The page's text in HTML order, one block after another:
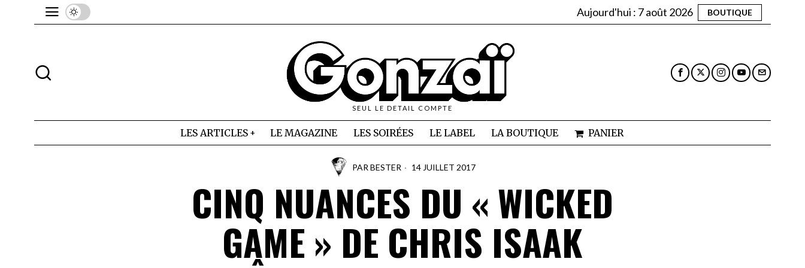
Aujourd'hui : 7 août 2026 BOUTIQUE
SEUL LE DETAIL COMPTE
LES ARTICLES LE MAGAZINE LES SOIRÉES LE LABEL LA BOUTIQUE PANIER
PAR BESTER 14 JUILLET 2017
CINQ NUANCES DU « WICKED
GAME » DE CHRIS ISAAK